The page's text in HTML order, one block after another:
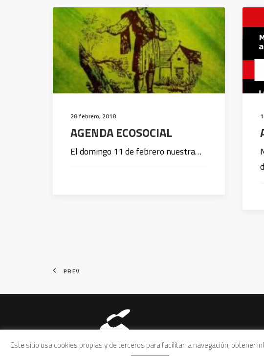
28 febrero, 2018
AGENDA ECOSOCIAL
El domingo 11 de febrero nuestra…
PREV
Aviso legal|Política de privacidad|
Este sitio usa cookies propias y de terceros para facilitar la navegación,